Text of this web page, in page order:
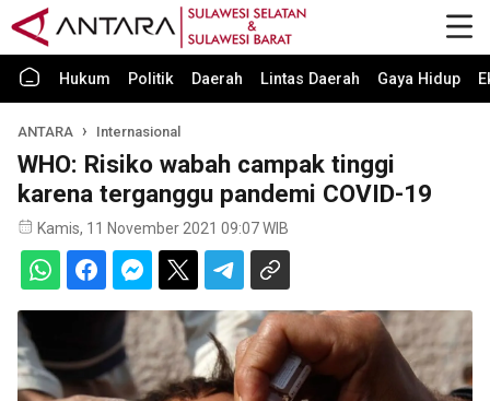
Hukum Politik Daerah Lintas Daerah Gaya Hidup
ANTARA Internasional
WHO: Risiko wabah campak tinggi
karena terganggu pandemi COVID-19
Kamis, 11 November 2021 09:07 WIB